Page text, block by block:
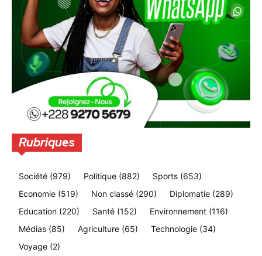
Rubriques
Société (979) Politique (882) Sports (653)
Economie (519) Non classé (290) Diplomatie (289)
Education (220) Santé (152) Environnement (116)
Médias (85) Agriculture (65) Technologie (34)
Voyage (2)